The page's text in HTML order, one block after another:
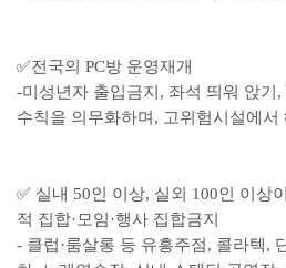
✅전국의 PC방 운영재개
-미성년자 출입금지, 좌석 띄워 앉기
수칙을 의무화하며, 고위험시설에서
✅ 실내 50인 이상, 실외 100인 이상
적 집합·모임·행사 집합금지
- 클럽·룸살롱 등 유흥주점, 콜라텍,